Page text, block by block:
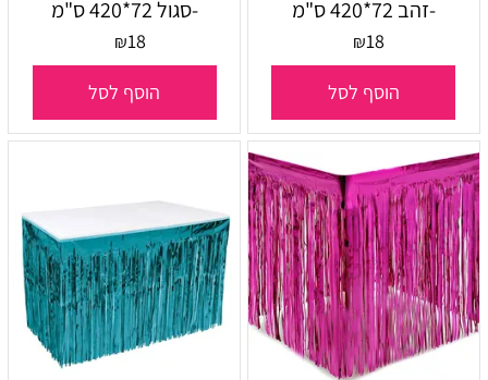
-זהב 72*420 ס"מ
₪18
הוסף לסל
-סגול 72*420 ס"מ
₪18
הוסף לסל